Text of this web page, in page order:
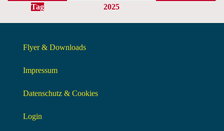
Tag
2025
Flyer & Downloads
Impressum
Datenschutz & Cookies
Login